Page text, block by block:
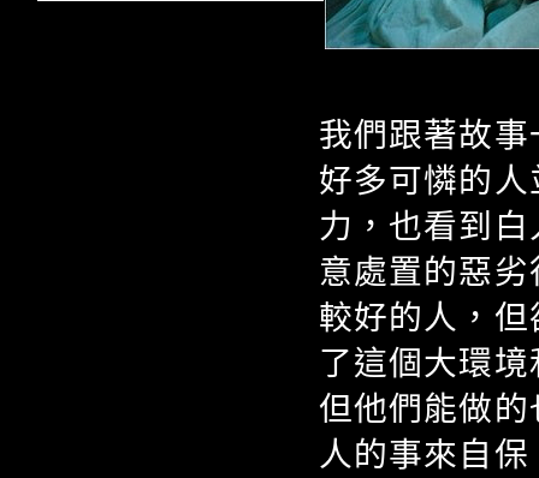
我們跟著故
好多可憐的
力，也看到
意處置的惡
較好的人，
了這個大環
但他們能做
人的事來自保